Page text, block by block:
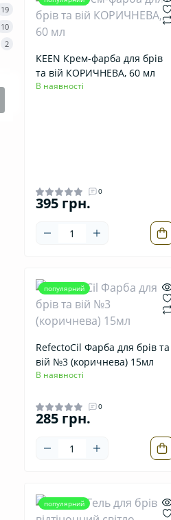
19
10
2
KEEN Крем-фарба для брів
та вій КОРИЧНЕВА, 60 мл
В наявності
0
395 грн.
популярний
RefectoCil Фарба для брів та
вій №3 (коричнева) 15мл
В наявності
0
285 грн.
популярний